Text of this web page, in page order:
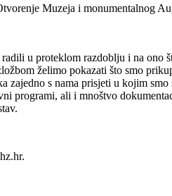
Muzeja i monumentalnog
u proteklom razdoblju i na
želimo pokazati što smo
s nama prisjeti u kojim
programi, ali i mnoštvo